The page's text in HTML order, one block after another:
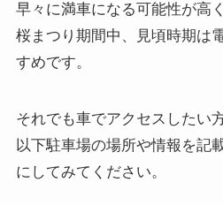
早々に満車になる可能性が高く
桜まつり期間中、見頃時期は
すめです。
それでも車でアクセスしたい方
以下駐車場の場所や情報を記
にしてみてください。